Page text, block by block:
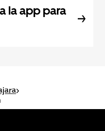
la app para
>